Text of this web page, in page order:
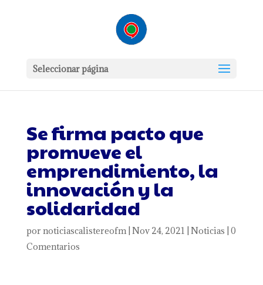
Seleccionar página
Se firma pacto que
promueve el
emprendimiento, la
innovación y la
solidaridad
por noticiascalistereofm| Nov 24, 2021 Noticias 0
Comentarios